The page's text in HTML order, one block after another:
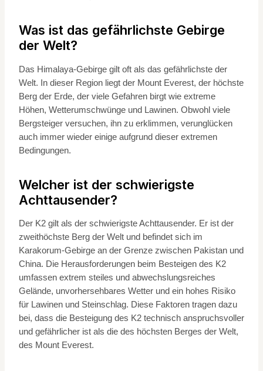
Was ist das gefährlichste Gebirge
der Welt?
Das Himalaya-Gebirge gilt oft als das gefährlichste der
Welt. In dieser Region liegt der Mount Everest, der höchste
Berg der Erde, der viele Gefahren birgt wie extreme
Höhen, Wetterumschwünge und Lawinen. Obwohl viele
Bergsteiger versuchen, ihn zu erklimmen, verunglücken
auch immer wieder einige aufgrund dieser extremen
Bedingungen.
Welcher ist der schwierigste
Achttausender?
Der K2 gilt als der schwierigste Achttausender. Er ist der
zweithöchste Berg der Welt und befindet sich im
Karakorum-Gebirge an der Grenze zwischen Pakistan und
China. Die Herausforderungen beim Besteigen des K2
umfassen extrem steiles und abwechslungsreiches
Gelände, unvorhersehbares Wetter und ein hohes Risiko
für Lawinen und Steinschlag. Diese Faktoren tragen dazu
bei, dass die Besteigung des K2 technisch anspruchsvoller
und gefährlicher ist als die des höchsten Berges der Welt,
des Mount Everest.